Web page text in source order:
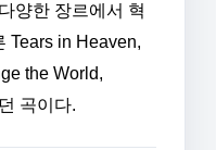
양한 장르에서 혁
Tears in Heaven,
the World,
곡이다.